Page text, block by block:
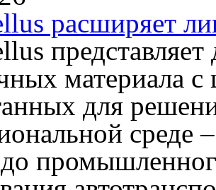
расширяет
материала
для
среде